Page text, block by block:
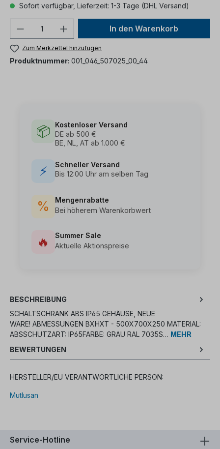
Sofort verfügbar, Lieferzeit: 1-3 Tage (DHL Versand)
In den Warenkorb
Zum Merkzettel hinzufügen
Produktnummer: 001_046_507025_00_44
📦
Kostenloser Versand
DE ab 500 €
BE, NL, AT ab 1.000 €
⚡
Schneller Versand
Bis 12:00 Uhr am selben Tag
%
Mengenrabatte
Bei höherem Warenkorbwert
🔥
Summer Sale
Aktuelle Aktionspreise
BESCHREIBUNG
SCHALTSCHRANK ABS IP65 GEHÄUSE, NEUE
WARE! ABMESSUNGEN BXHXT - 500X700X250 MATERIAL:
ABSSCHUTZART: IP65FARBE: GRAU RAL 7035S… MEHR
BEWERTUNGEN
HERSTELLER/EU VERANTWORTLICHE PERSON:
Mutlusan
Service-Hotline